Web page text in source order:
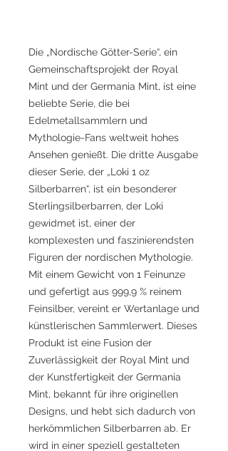
Die „Nordische Götter-Serie“, ein
Gemeinschaftsprojekt der Royal
Mint und der Germania Mint, ist eine
beliebte Serie, die bei
Edelmetallsammlern und
Mythologie-Fans weltweit hohes
Ansehen genießt. Die dritte Ausgabe
dieser Serie, der „Loki 1 oz
Silberbarren“, ist ein besonderer
Sterlingsilberbarren, der Loki
gewidmet ist, einer der
komplexesten und faszinierendsten
Figuren der nordischen Mythologie.
Mit einem Gewicht von 1 Feinunze
und gefertigt aus 999,9 % reinem
Feinsilber, vereint er Wertanlage und
künstlerischen Sammlerwert. Dieses
Produkt ist eine Fusion der
Zuverlässigkeit der Royal Mint und
der Kunstfertigkeit der Germania
Mint, bekannt für ihre originellen
Designs, und hebt sich dadurch von
herkömmlichen Silberbarren ab. Er
wird in einer speziell gestalteten